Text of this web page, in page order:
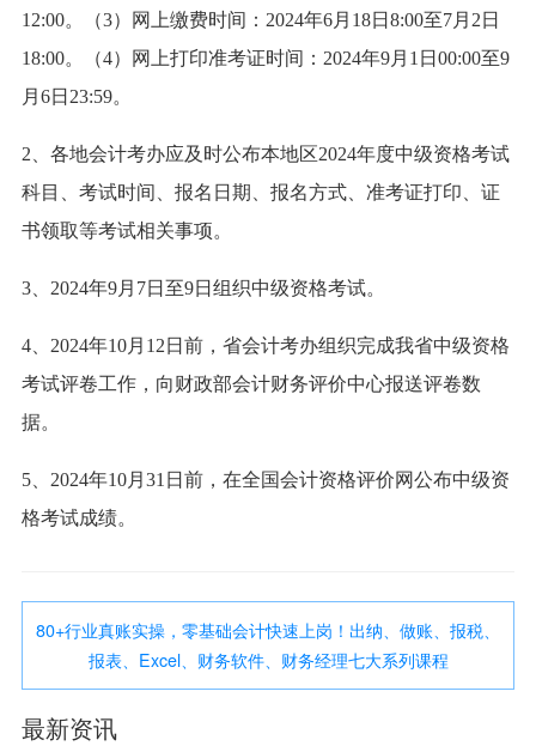
12:00。（3）网上缴费时间：2024年6月18日8:00至7月2日
18:00。（4）网上打印准考证时间：2024年9月1日00:00至9
月6日23:59。
2、各地会计考办应及时公布本地区2024年度中级资格考试
科目、考试时间、报名日期、报名方式、准考证打印、证
书领取等考试相关事项。
3、2024年9月7日至9日组织中级资格考试。
4、2024年10月12日前，省会计考办组织完成我省中级资格
考试评卷工作，向财政部会计财务评价中心报送评卷数
据。
5、2024年10月31日前，在全国会计资格评价网公布中级资
格考试成绩。
80+行业真账实操，零基础会计快速上岗！出纳、做账、报税、
报表、Excel、财务软件、财务经理七大系列课程
最新资讯